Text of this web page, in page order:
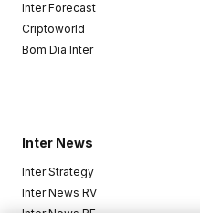
Inter Forecast
Criptoworld
Bom Dia Inter
Inter News
Inter Strategy
Inter News RV